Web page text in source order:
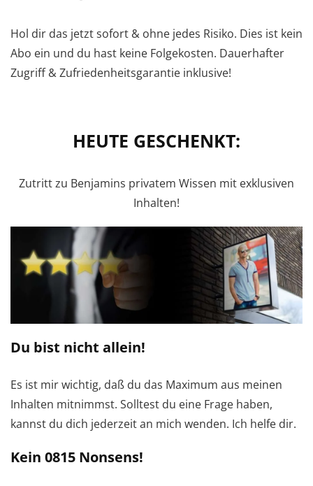
Hol dir das jetzt sofort & ohne jedes Risiko. Dies ist kein
Abo ein und du hast keine Folgekosten. Dauerhafter
Zugriff & Zufriedenheitsgarantie inklusive!
HEUTE GESCHENKT:
Zutritt zu Benjamins privatem Wissen mit exklusiven
Inhalten!
Du bist nicht allein!
Es ist mir wichtig, daß du das Maximum aus meinen
Inhalten mitnimmst. Solltest du eine Frage haben,
kannst du dich jederzeit an mich wenden. Ich helfe dir.
Kein 0815 Nonsens!